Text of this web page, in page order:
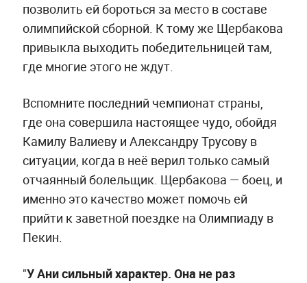
позволить ей бороться за место в составе
олимпийской сборной. К тому же Щербакова
привыкла выходить победительницей там,
где многие этого не ждут.
Вспомните последний чемпионат страны,
где она совершила настоящее чудо, обойдя
Камилу Валиеву и Александру Трусову в
ситуации, когда в неё верил только самый
отчаянный болельщик. Щербакова — боец, и
именно это качество может помочь ей
прийти к заветной поездке на Олимпиаду в
Пекин.
"У Ани сильный характер. Она не раз